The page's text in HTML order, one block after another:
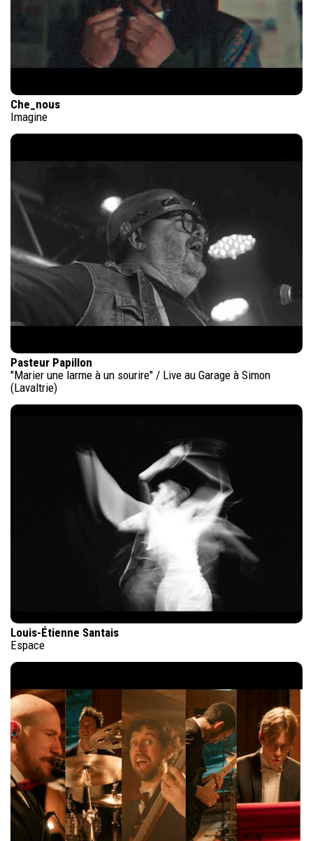
Che_nous
Imagine
Pasteur Papillon
"Marier une larme à un sourire" / Live au Garage à Simon
(Lavaltrie)
Louis-Étienne Santais
Espace